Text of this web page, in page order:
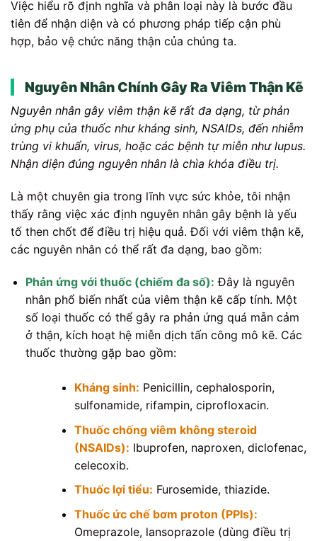
Việc hiểu rõ định nghĩa và phân loại này là bước đầu
tiên để nhận diện và có phương pháp tiếp cận phù
hợp, bảo vệ chức năng thận của chúng ta.
Nguyên Nhân Chính Gây Ra Viêm Thận Kẽ
Nguyên nhân gây viêm thận kẽ rất đa dạng, từ phản
ứng phụ của thuốc như kháng sinh, NSAIDs, đến nhiễm
trùng vi khuẩn, virus, hoặc các bệnh tự miễn như lupus.
Nhận diện đúng nguyên nhân là chìa khóa điều trị.
Là một chuyên gia trong lĩnh vực sức khỏe, tôi nhận
thấy rằng việc xác định nguyên nhân gây bệnh là yếu
tố then chốt để điều trị hiệu quả. Đối với viêm thận kẽ,
các nguyên nhân có thể rất đa dạng, bao gồm:
Phản ứng với thuốc (chiếm đa số): Đây là nguyên
nhân phổ biến nhất của viêm thận kẽ cấp tính. Một
số loại thuốc có thể gây ra phản ứng quá mẫn cảm
ở thận, kích hoạt hệ miễn dịch tấn công mô kẽ. Các
thuốc thường gặp bao gồm:
Kháng sinh: Penicillin, cephalosporin,
sulfonamide, rifampin, ciprofloxacin.
Thuốc chống viêm không steroid
(NSAIDs): Ibuprofen, naproxen, diclofenac,
celecoxib.
Thuốc lợi tiểu: Furosemide, thiazide.
Thuốc ức chế bơm proton (PPIs):
Omeprazole, lansoprazole (dùng điều trị